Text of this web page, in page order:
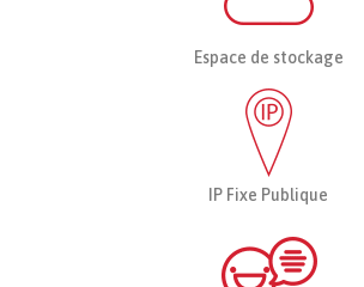
Espace de stockage
IP Fixe Publique